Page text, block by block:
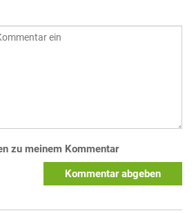
zu meinem Kommentar
Kommentar abgeben